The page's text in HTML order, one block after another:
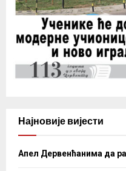
Најновије вијести
Апел Дервенћанима да